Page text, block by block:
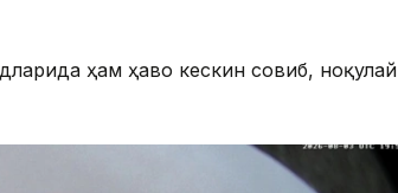
ҳам ҳаво кескин совиб, ноқулай